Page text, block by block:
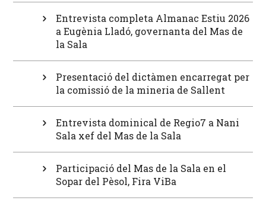
Entrevista completa Almanac Estiu 2026
a Eugènia Lladó, governanta del Mas de
la Sala
Presentació del dictàmen encarregat per
la comissió de la mineria de Sallent
Entrevista dominical de Regio7 a Nani
Sala xef del Mas de la Sala
Participació del Mas de la Sala en el
Sopar del Pèsol, Fira ViBa